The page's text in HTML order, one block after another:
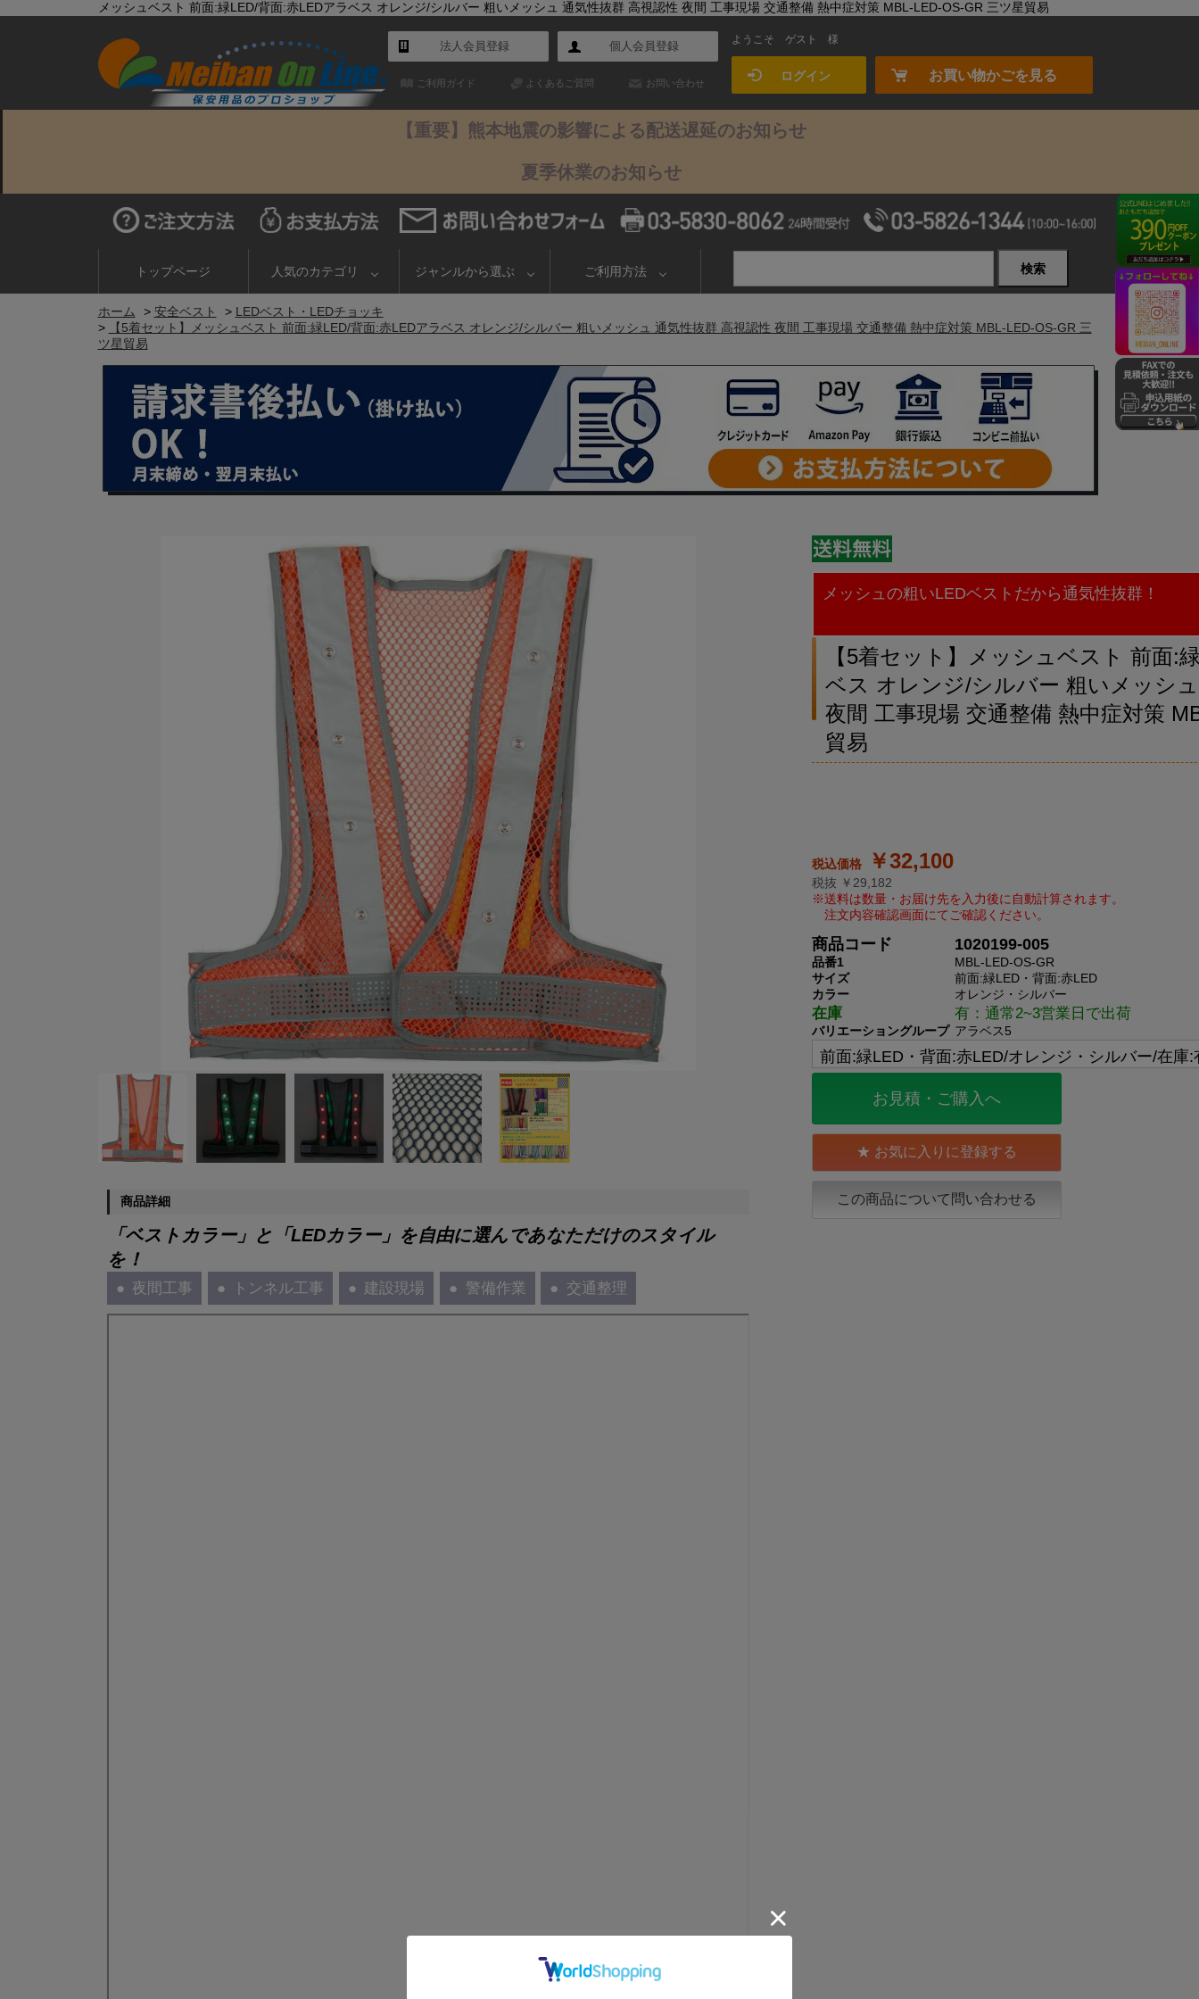
メッシュベスト 前面:緑LED/背面:赤LEDアラベス オレンジ/シルバー 粗いメッシュ 通気性抜群 高視認性 夜間 工事現場 交通整備 熱中症対策 MBL-LED-OS-GR 三ツ星貿易
法人会員登録 個人会員登録
ご利用ガイド よくあるご質問 お問い合わせ
ようこそ ゲスト 様
ログイン お買い物かごを見る
【重要】熊本地震の影響による配送遅延のお知らせ
夏季休業のお知らせ
トップページ 人気のカテゴリ ジャンルから選ぶ ご利用方法 検索
ホーム > 安全ベスト > LEDベスト・LEDチョッキ
>
【5着セット】メッシュベスト 前面:緑LED/背面:赤LEDアラベス オレンジ/シルバー 粗いメッシュ 通気性抜群 高視認性 夜間 工事現場 交通整備 熱中症対策 MBL-LED-OS-GR 三
ツ星貿易
商品詳細
「ベストカラー」と「LEDカラー」を自由に選んであなただけのスタイル
を！
夜間工事 トンネル工事 建設現場 警備作業 交通整理
メッシュの粗いLEDベストだから通気性抜群！
【5着セット】メッシュベスト 前面:
ベス オレンジ/シルバー 粗いメッシ
夜間 工事現場 交通整備 熱中症対策
貿易
￥32,100
税抜 ￥29,182
商品コード 1020199-005
品番1
MBL-LED-OS-GR
サイズ
前面:緑LED・背面:赤LED
カラー
オレンジ・シルバー
在庫 有：通常2~3営業日で出荷
バリエーショングループ アラベス5
お見積・ご購入へ
この商品について問い合わせる
お気に入りに登録する